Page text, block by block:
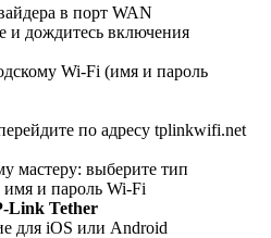
в порт WAN
и дождитесь включения
Wi-Fi (имя и пароль
по адресу tplinkwifi.net
мастеру: выберите тип
имя и пароль Wi-Fi
Link Tether
для iOS или Android